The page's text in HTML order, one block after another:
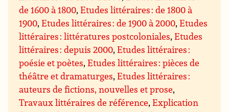
de 1600 à 1800,Etudes littéraires : de 1800 à
1900,Etudes littéraires : de 1900 à 2000,Etudes
littéraires : littératures postcoloniales,Etudes
littéraires : depuis 2000,Etudes littéraires :
poésie et poètes,Etudes littéraires : pièces de
théâtre et dramaturges,Etudes littéraires :
auteurs de fictions, nouvelles et prose,
Travaux littéraires de référence,Explication